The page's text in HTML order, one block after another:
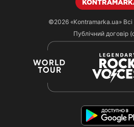
©2026 «Kontramarka.ua»Всі
Публічний договір